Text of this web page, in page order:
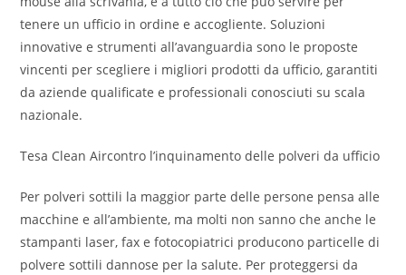
tenere un ufficio in ordine e accogliente. Soluzioni
innovative e strumenti all’avanguardia sono le proposte
vincenti per scegliere i migliori prodotti da ufficio, garantiti
da aziende qualificate e professionali conosciuti su scala
nazionale.
Tesa Clean Aircontro l’inquinamento delle polveri da ufficio
Per polveri sottili la maggior parte delle persone pensa alle
macchine e all’ambiente, ma molti non sanno che anche le
stampanti laser, fax e fotocopiatrici producono particelle di
polvere sottili dannose per la salute. Per proteggersi da